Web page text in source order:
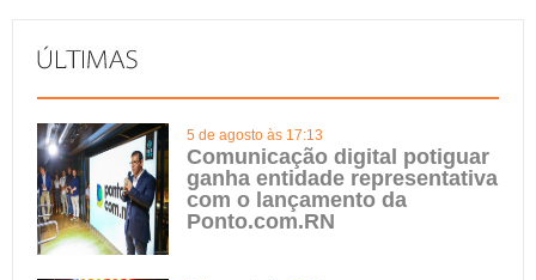
5 de agosto às 17:13
Comunicação digital potiguar
ganha entidade representativa
com o lançamento da
Ponto.com.RN